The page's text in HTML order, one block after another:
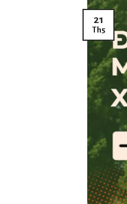
21
Th5